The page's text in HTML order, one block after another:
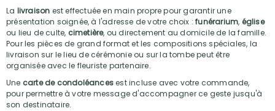
La livraison est effectuée en main propre pour garantir une
présentation soignée, à l'adresse de votre choix :funérarium, église
ou lieu de culte, cimetière, ou directement au domicile de la famille.
Pour les pièces de grand format et les compositions spéciales, la
livraison sur le lieu de cérémonie ou sur la tombe peut être
organisée avec le fleuriste partenaire.
Une carte de condoléancesest incluse avec votre commande,
pour permettre à votre message d'accompagner ce geste jusqu'à
son destinataire.